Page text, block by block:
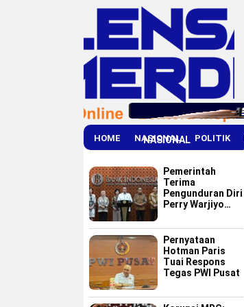
HOME NASIONAL POLITIK
NASIONAL
Pemerintah
Terima
Pengunduran Diri
Perry Warjiyo
Indonesia
Pernyataan
Hotman Paris
Tuai Respons
Tegas PWI Pusat